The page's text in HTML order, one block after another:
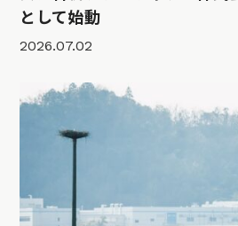
として始動
2026.07.02